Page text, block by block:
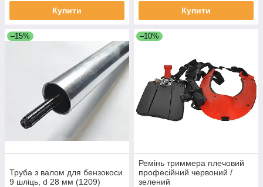
Купити Купити
–15%
Труба з валом для бензокоси
9 шліць, d 28 мм (1209)
–10%
Ремінь триммера плечовий
професійний червоний /
зелений